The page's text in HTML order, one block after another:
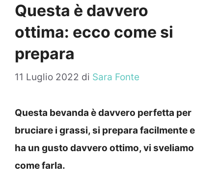
Questa è davvero
ottima: ecco come si
prepara
11 Luglio 2022 di Sara Fonte
Questa bevanda è davvero perfetta per
bruciare i grassi, si prepara facilmente e
ha un gusto davvero ottimo, vi sveliamo
come farla.